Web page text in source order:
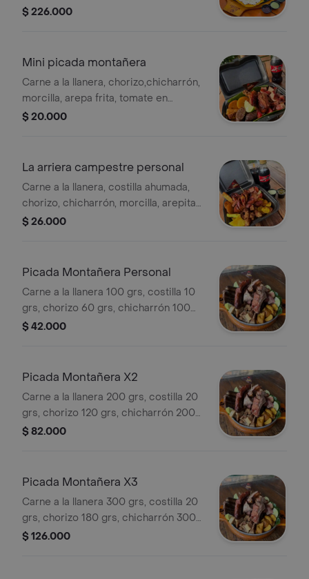
de yuca frita, papa a la francesa, piña
6 personas.
$ 226.000
Mini picada montañera
Carne a la llanera, chorizo,chicharrón,
morcilla, arepa frita, tomate en
cascos, papa criolla, chimichurri y
$ 20.000
La arriera campestre personal
Carne a la llanera, costilla ahumada,
chorizo, chicharrón, morcilla, arepita
frita, yuquita frita, tomate en cascos,
$ 26.000
Picada Montañera Personal
Carne a la llanera 100 grs, costilla 10
grs, chorizo 60 grs, chicharrón 100
grs, morcilla 100 grs, papa criolla 80
$ 42.000
Picada Montañera X2
Carne a la llanera 200 grs, costilla 20
grs, chorizo 120 grs, chicharrón 200
grs, morcilla 200 grs, papa criolla 160
$ 82.000
Picada Montañera X3
Carne a la llanera 300 grs, costilla 20
grs, chorizo 180 grs, chicharrón 300
grs, morcilla 300 grs, papa criolla 240
$ 126.000